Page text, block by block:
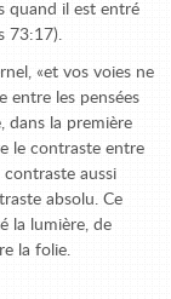
quand il est entré
73:17).
«et vos voies ne
entre les pensées
dans la première
le contraste entre
contraste aussi
absolu. Ce
la lumière, de
la folie.